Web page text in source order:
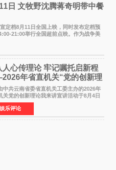
日 文牧野沈腾蒋奇明带中餐
档8月11日全国上映，同时发布定档预
21:00举行全国超前点映。作为战争美
腾
人心传理论 牢记嘱托启新程
年省直机关“党的创新理
来讲”宣讲活动圆满落幕
共云南省委省直机关工委主办的2026年
关党的创新理论我来讲宣讲活动于8月4日
昆明举办。活动以 "牢记嘱托 感恩奋进
南发展新局面 "为主题，坚持以新时代中国
会主义
娱乐评论